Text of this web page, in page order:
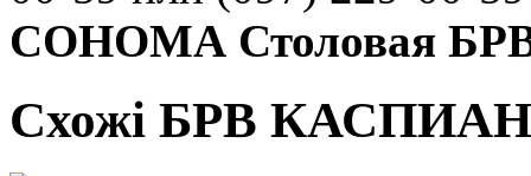
СОНОМА Столовая
Схожі БРВ КАСПИАН